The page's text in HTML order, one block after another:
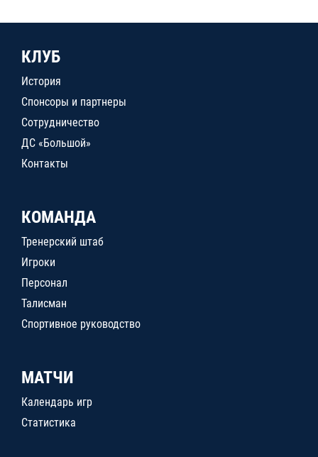
КЛУБ
История
Спонсоры и партнеры
Сотрудничество
ДС «Большой»
Контакты
КОМАНДА
Тренерский штаб
Игроки
Персонал
Талисман
Спортивное руководство
МАТЧИ
Календарь игр
Статистика